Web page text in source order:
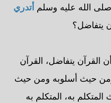
الله عليه وسلم أتدري
يتفاضل؟
القرآن يتفاضل، القرآن
حيث أسلوبه ومن حيث
به، المتكلم به